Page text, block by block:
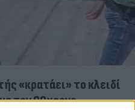
«κρατάει» το κλειδί
τον 90χρονο